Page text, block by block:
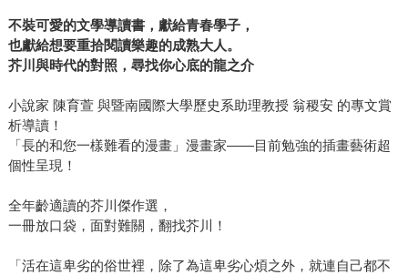
不裝可愛的文學導讀書，獻給青春學子，
也獻給想要重拾閱讀樂趣的成熟大人。
芥川與時代的對照，尋找你心底的龍之介
小說家 陳育萱 與暨南國際大學歷史系助理教授 翁稷安 的專文賞
析導讀！
「長的和您一樣難看的漫畫」漫畫家——目前勉強的插畫藝術超
個性呈現！
全年齡適讀的芥川傑作選，
一冊放口袋，面對難關，翻找芥川！
「活在這卑劣的俗世裡，除了為這卑劣心煩之外，就連自己都不